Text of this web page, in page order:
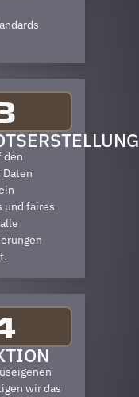
den
und faires
wir das